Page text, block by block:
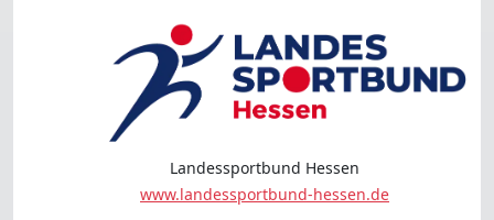
Landessportbund Hessen
www.landessportbund-hessen.de